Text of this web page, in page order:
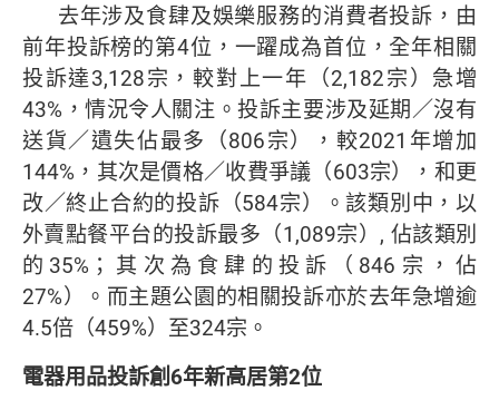
去年涉及食肆及娛樂服務的消費者投訴，由
前年投訴榜的第4位，一躍成為首位，全年相關
投訴達3,128宗，較對上一年（2,182宗）急增
43%，情況令人關注。投訴主要涉及延期／沒有
送貨／遺失佔最多（806宗），較2021年增加
144%，其次是價格／收費爭議（603宗），和更
改／終止合約的投訴（584宗）。該類別中，以
外賣點餐平台的投訴最多（1,089宗）, 佔該類別
的35%；其次為食肆的投訴（846宗，佔
27%）。而主題公園的相關投訴亦於去年急增逾
4.5倍（459%）至324宗。
電器用品投訴創6年新高居第2位